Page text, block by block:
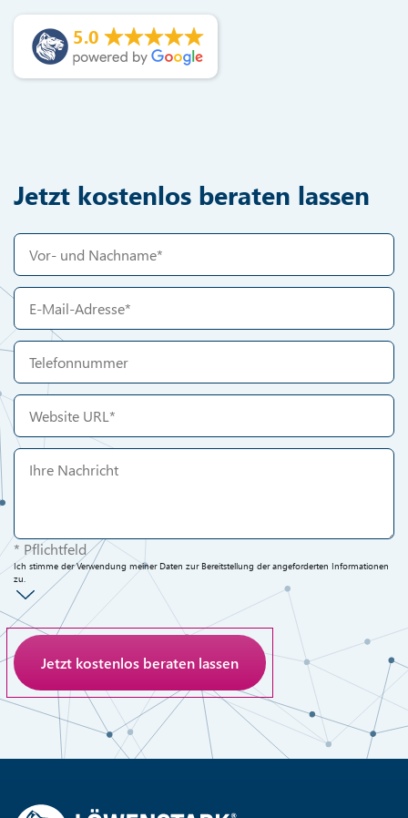
5.0
Jetzt kostenlos beraten lassen
* Pflichtfeld
Ich stimme der Verwendung meiner Daten zur Bereitstellung der angeforderten Informationen
zu.
Anti-Roboter-Verifizierung
Hier klicken